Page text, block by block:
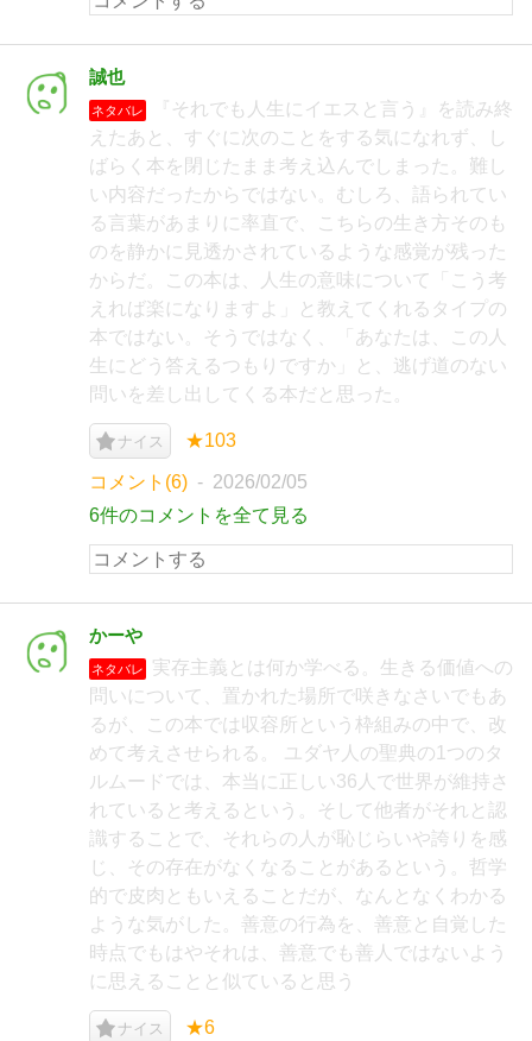
誠也
ネタバレ
『それでも人生にイエスと言う』を読み終
えたあと、すぐに次のことをする気になれず、し
ばらく本を閉じたまま考え込んでしまった。難し
い内容だったからではない。むしろ、語られてい
る言葉があまりに率直で、こちらの生き方そのも
のを静かに見透かされているような感覚が残った
からだ。この本は、人生の意味について「こう考
えれば楽になりますよ」と教えてくれるタイプの
本ではない。そうではなく、「あなたは、この人
生にどう答えるつもりですか」と、逃げ道のない
問いを差し出してくる本だと思った。
ナイス ★103
コメント(6)
2026/02/05
6件のコメントを全て見る
かーや
ネタバレ
実存主義とは何か学べる。生きる価値への
問いについて、置かれた場所で咲きなさいでもあ
るが、この本では収容所という枠組みの中で、改
めて考えさせられる。 ユダヤ人の聖典の1つのタ
ルムードでは、本当に正しい36人で世界が維持さ
れていると考えるという。そして他者がそれと認
識することで、それらの人が恥じらいや誇りを感
じ、その存在がなくなることがあるという。哲学
的で皮肉ともいえることだが、なんとなくわかる
ような気がした。善意の行為を、善意と自覚した
時点でもはやそれは、善意でも善人ではないよう
に思えることと似ていると思う
ナイス ★6